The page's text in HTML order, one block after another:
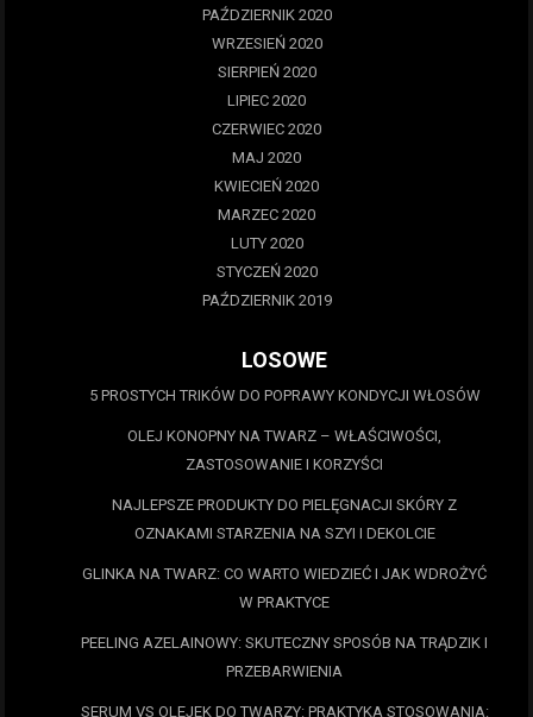
PAŹDZIERNIK 2020
WRZESIEŃ 2020
SIERPIEŃ 2020
LIPIEC 2020
CZERWIEC 2020
MAJ 2020
KWIECIEŃ 2020
MARZEC 2020
LUTY 2020
STYCZEŃ 2020
PAŹDZIERNIK 2019
LOSOWE
5 PROSTYCH TRIKÓW DO POPRAWY KONDYCJI WŁOSÓW
OLEJ KONOPNY NA TWARZ – WŁAŚCIWOŚCI,
ZASTOSOWANIE I KORZYŚCI
NAJLEPSZE PRODUKTY DO PIELĘGNACJI SKÓRY Z
OZNAKAMI STARZENIA NA SZYI I DEKOLCIE
GLINKA NA TWARZ: CO WARTO WIEDZIEĆ I JAK WDROŻYĆ
W PRAKTYCE
PEELING AZELAINOWY: SKUTECZNY SPOSÓB NA TRĄDZIK I
PRZEBARWIENIA
SERUM VS OLEJEK DO TWARZY: PRAKTYKA STOSOWANIA: